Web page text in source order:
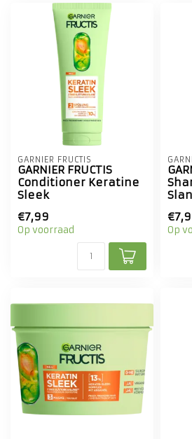
GARNIER FRUCTIS
GARNIER FRUCTIS
Conditioner Keratine
Sleek
€7,99
Op voorraad Op